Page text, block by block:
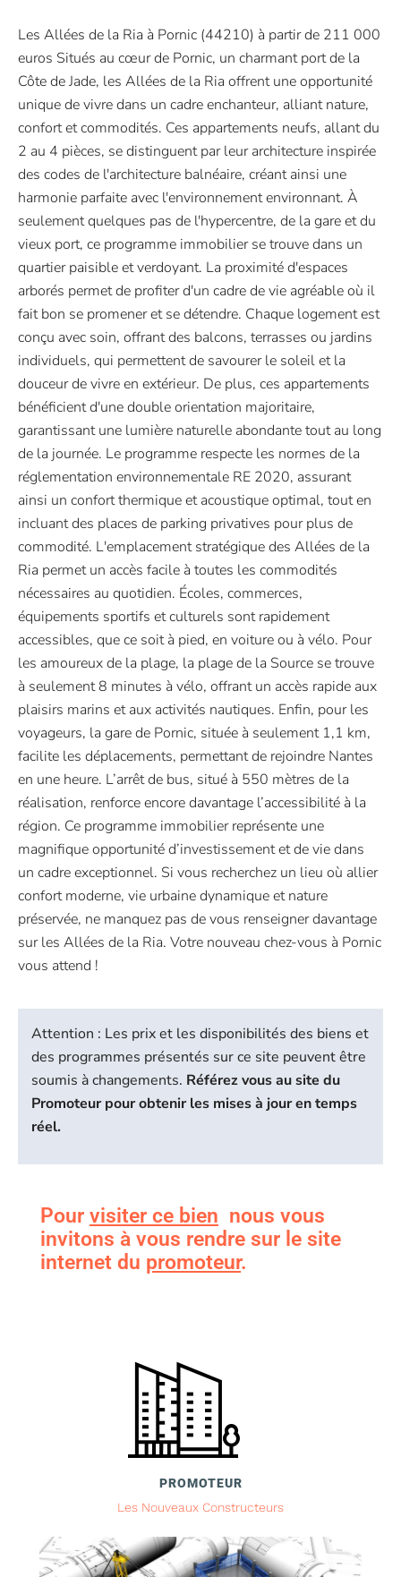
Les Allées de la Ria à Pornic (44210) à partir de 211 000
euros Situés au cœur de Pornic, un charmant port de la
Côte de Jade, les Allées de la Ria offrent une opportunité
unique de vivre dans un cadre enchanteur, alliant nature,
confort et commodités. Ces appartements neufs, allant du
2 au 4 pièces, se distinguent par leur architecture inspirée
des codes de l'architecture balnéaire, créant ainsi une
harmonie parfaite avec l'environnement environnant. À
seulement quelques pas de l'hypercentre, de la gare et du
vieux port, ce programme immobilier se trouve dans un
quartier paisible et verdoyant. La proximité d'espaces
arborés permet de profiter d'un cadre de vie agréable où il
fait bon se promener et se détendre. Chaque logement est
conçu avec soin, offrant des balcons, terrasses ou jardins
individuels, qui permettent de savourer le soleil et la
douceur de vivre en extérieur. De plus, ces appartements
bénéficient d'une double orientation majoritaire,
garantissant une lumière naturelle abondante tout au long
de la journée. Le programme respecte les normes de la
réglementation environnementale RE 2020, assurant
ainsi un confort thermique et acoustique optimal, tout en
incluant des places de parking privatives pour plus de
commodité. L'emplacement stratégique des Allées de la
Ria permet un accès facile à toutes les commodités
nécessaires au quotidien. Écoles, commerces,
équipements sportifs et culturels sont rapidement
accessibles, que ce soit à pied, en voiture ou à vélo. Pour
les amoureux de la plage, la plage de la Source se trouve
à seulement 8 minutes à vélo, offrant un accès rapide aux
plaisirs marins et aux activités nautiques. Enfin, pour les
voyageurs, la gare de Pornic, située à seulement 1,1 km,
facilite les déplacements, permettant de rejoindre Nantes
en une heure. L’arrêt de bus, situé à 550 mètres de la
réalisation, renforce encore davantage l’accessibilité à la
région. Ce programme immobilier représente une
magnifique opportunité d’investissement et de vie dans
un cadre exceptionnel. Si vous recherchez un lieu où allier
confort moderne, vie urbaine dynamique et nature
préservée, ne manquez pas de vous renseigner davantage
sur les Allées de la Ria. Votre nouveau chez-vous à Pornic
vous attend !
Attention : Les prix et les disponibilités des biens et
des programmes présentés sur ce site peuvent être
soumis à changements. Référez vous au site du
Promoteur pour obtenir les mises à jour en temps
réel.
Pour visiter ce bien nous vous
invitons à vous rendre sur le site
internet du promoteur.
PROMOTEUR
Les Nouveaux Constructeurs